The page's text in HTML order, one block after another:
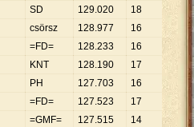
SD 129.020 18 7.
168
csörsz 128.977 16 8
061
=FD= 128.233 16
015
KNT 128.190 17 . 541
PH 127.703 16
981
=FD= 127.523 17 . 501
=GMF= 127.515 14 9
108